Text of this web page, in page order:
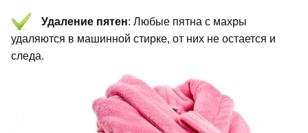
Удаление пятен: Любые пятна с махры
удаляются в машинной стирке, от них не остается и
следа.